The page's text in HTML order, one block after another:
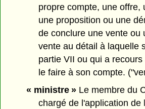
propre compte, une offre,
une proposition ou une
de conclure une vente ou
vente au détail à laquelle
partie VII ou qui a
le faire à son compte.
« ministre »Le membre du
chargé de l'application de